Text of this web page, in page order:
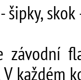
skok
závodní
každém